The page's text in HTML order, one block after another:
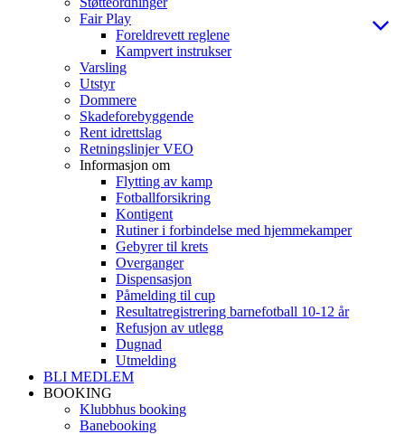
Fair Play
Foreldrevett reglene
Kampvert instrukser
Varsling
Utstyr
Dommere
Skadeforebyggende
Rent idrettslag
Retningslinjer VEO
Informasjon om
Flytting av kamp
Fotballforsikring
Kontigent
Rutiner i forbindelse med hjemmekamper
Gebyrer til krets
Overganger
Dispensasjon
Påmelding til cup
Resultatregistrering barnefotball 10-12 år
Refusjon av utlegg
Dugnad
Utmelding
BLI MEDLEM
BOOKING
Klubbhus booking
Banebooking